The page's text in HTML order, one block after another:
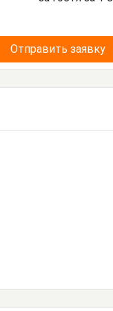
Отправить заявку